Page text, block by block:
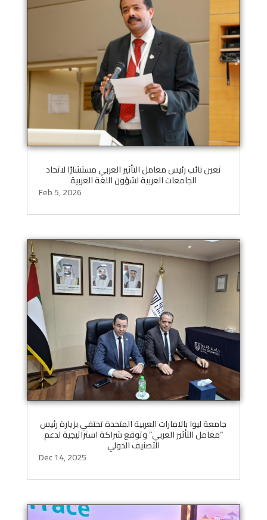
تعين نائب رئيس معامل التأثير العربي مستشارًا لاتحاد
الجامعات العربية لشؤون اللغة العربية
Feb 5, 2026
جامعة ليوا بالامارات العربية المتحدة تحتفي بزيارة رئيس
“معامل التأثير العربي” وتوقع شراكة استراتيجية لدعم
التصنيف الدولي
Dec 14, 2025